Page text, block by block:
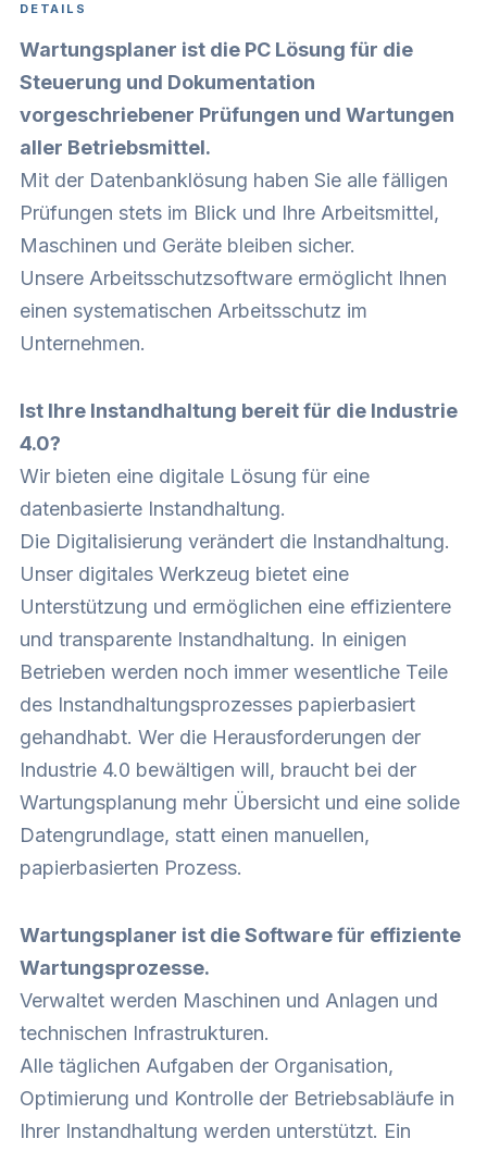
DETAILS
Wartungsplaner ist die PC Lösung für die
Steuerung und Dokumentation
vorgeschriebener Prüfungen und Wartungen
aller Betriebsmittel.
Mit der Datenbanklösung haben Sie alle fälligen
Prüfungen stets im Blick und Ihre Arbeitsmittel,
Maschinen und Geräte bleiben sicher.
Unsere Arbeitsschutzsoftware ermöglicht Ihnen
einen systematischen Arbeitsschutz im
Unternehmen.
Ist Ihre Instandhaltung bereit für die Industrie
4.0?
Wir bieten eine digitale Lösung für eine
datenbasierte Instandhaltung.
Die Digitalisierung verändert die Instandhaltung.
Unser digitales Werkzeug bietet eine
Unterstützung und ermöglichen eine effizientere
und transparente Instandhaltung. In einigen
Betrieben werden noch immer wesentliche Teile
des Instandhaltungsprozesses papierbasiert
gehandhabt. Wer die Herausforderungen der
Industrie 4.0 bewältigen will, braucht bei der
Wartungsplanung mehr Übersicht und eine solide
Datengrundlage, statt einen manuellen,
papierbasierten Prozess.
Wartungsplaner ist die Software für effiziente
Wartungsprozesse.
Verwaltet werden Maschinen und Anlagen und
technischen Infrastrukturen.
Alle täglichen Aufgaben der Organisation,
Optimierung und Kontrolle der Betriebsabläufe in
Ihrer Instandhaltung werden unterstützt. Ein